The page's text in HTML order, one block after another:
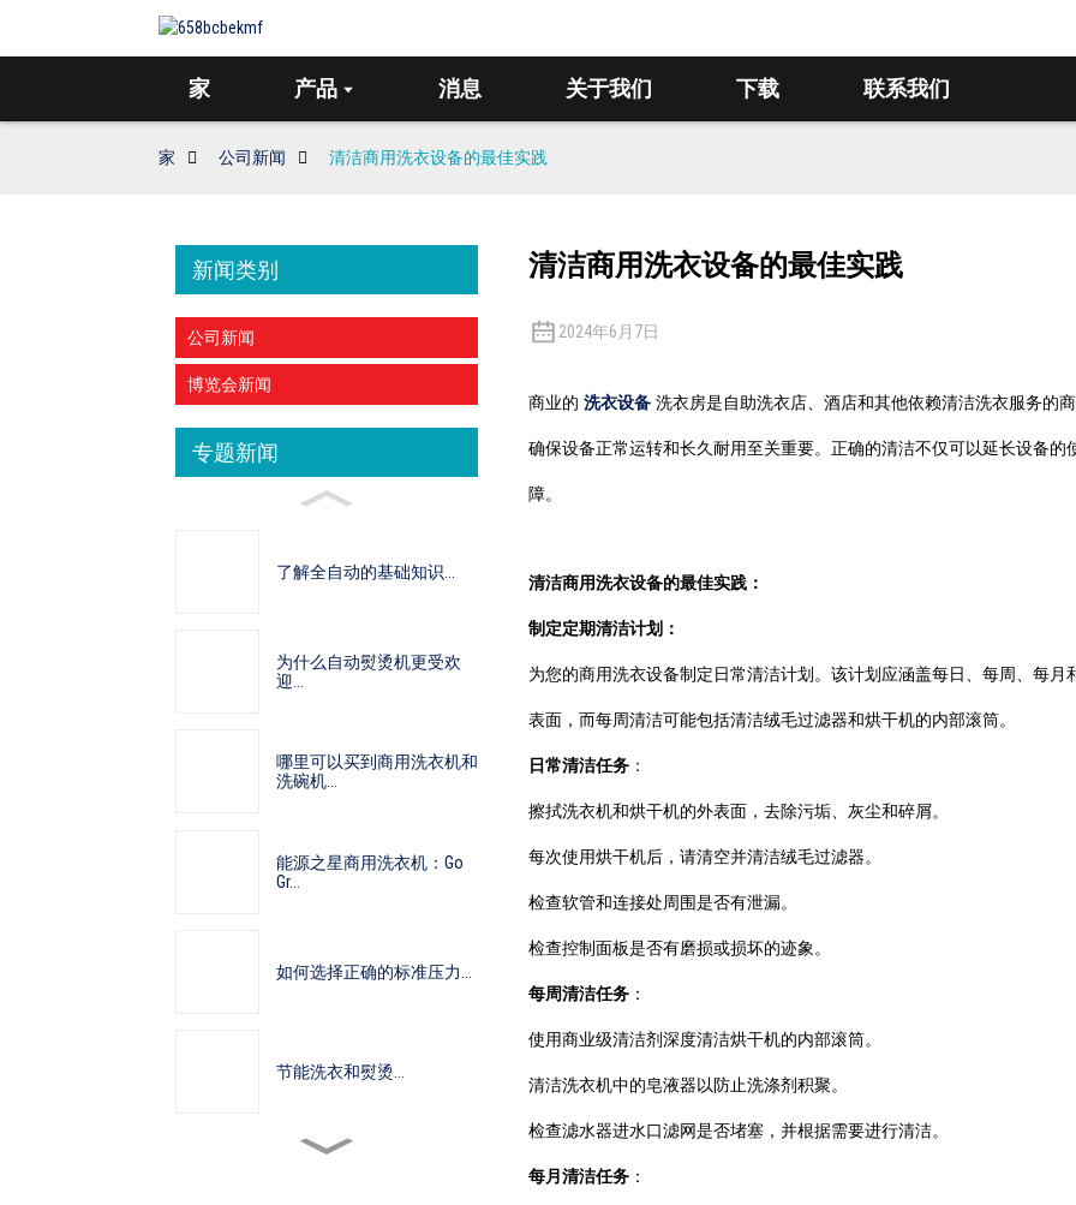
家 产品 消息 关于我们 下载 联系我们
家 公司新闻 清洁商用洗衣设备的最佳实践
新闻类别
公司新闻
博览会新闻
专题新闻
了解全自动的基础知识...
为什么自动熨烫机更受欢
迎...
哪里可以买到商用洗衣机和
洗碗机...
能源之星商用洗衣机：Go
Gr...
如何选择正确的标准压力...
节能洗衣和熨烫...
清洁商用洗衣设备的最佳实践
2024年6月7日
商业的 洗衣设备 洗衣房是自助洗衣店、酒店和其他依赖清洁洗衣服务的
确保设备正常运转和长久耐用至关重要。正确的清洁不仅可以延长设备
障。
清洁商用洗衣设备的最佳实践：
制定定期清洁计划：
为您的商用洗衣设备制定日常清洁计划。该计划应涵盖每日、每周、每
表面，而每周清洁可能包括清洁绒毛过滤器和烘干机的内部滚筒。
日常清洁任务 ：
擦拭洗衣机和烘干机的外表面，去除污垢、灰尘和碎屑。
每次使用烘干机后，请清空并清洁绒毛过滤器。
检查软管和连接处周围是否有泄漏。
检查控制面板是否有磨损或损坏的迹象。
每周清洁任务 ：
使用商业级清洁剂深度清洁烘干机的内部滚筒。
清洁洗衣机中的皂液器以防止洗涤剂积聚。
检查滤水器进水口滤网是否堵塞，并根据需要进行清洁。
每月清洁任务 ：